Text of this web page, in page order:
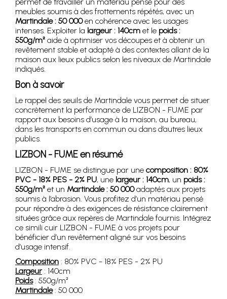
meubles soumis à des frottements répétés, avec un
Martindale : 50 000en cohérence avec les usages
intenses. Exploiter la largeur : 140cm et le poids :
550g/m² aide à optimiser vos découpes et à obtenir un
revêtement stable et adapté à des contextes allant de la
maison aux lieux publics selon les niveaux de Martindale
indiqués.
Bon à savoir
Le rappel des seuils de Martindale vous permet de situer
concrètement la performance de LIZBON - FUME par
rapport aux besoins d’usage à la maison, au bureau,
dans les transports en commun ou dans d’autres lieux
publics.
LIZBON - FUME en résumé
LIZBON - FUME se distingue par une composition : 80%
PVC - 18% PES - 2% PU, une largeur : 140cm, un poids :
550g/m² et un Martindale : 50 000adaptés aux projets
soumis à l’abrasion. Vous profitez d’un matériau pensé
pour répondre à des exigences de résistance clairement
situées grâce aux repères de Martindale fournis. Intégrez
ce simili cuir LIZBON - FUME à vos projets pour
bénéficier d’un revêtement aligné sur vos besoins
d’usage intensif.
Composition : 80% PVC - 18% PES - 2% PU
Largeur: 140cm
Poids: 550g/m²
Martindale: 50 000